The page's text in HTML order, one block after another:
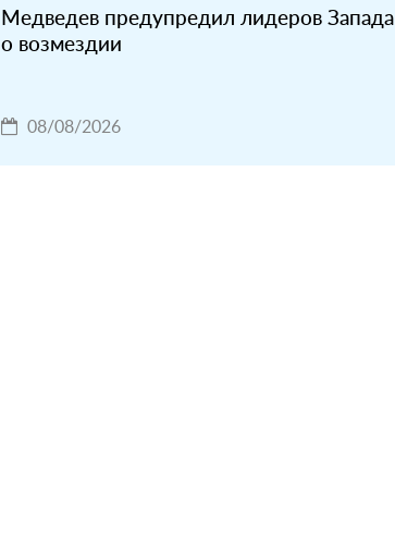
Медведев предупредил лидеров Запада
о возмездии
08/08/2026